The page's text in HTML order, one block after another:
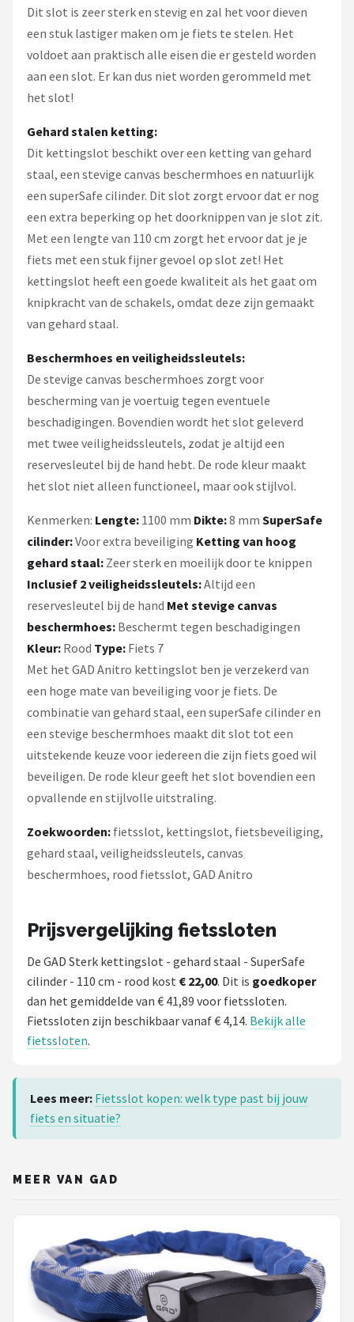
Cortina
Alle merken →
Dit slot is zeer sterk en stevig en zal het voor dieven
een stuk lastiger maken om je fiets te stelen. Het
voldoet aan praktisch alle eisen die er gesteld worden
aan een slot. Er kan dus niet worden gerommeld met
het slot!
Gehard stalen ketting:
Dit kettingslot beschikt over een ketting van gehard
staal, een stevige canvas beschermhoes en natuurlijk
een superSafe cilinder. Dit slot zorgt ervoor dat er nog
een extra beperking op het doorknippen van je slot zit.
Met een lengte van 110 cm zorgt het ervoor dat je je
fiets met een stuk fijner gevoel op slot zet! Het
kettingslot heeft een goede kwaliteit als het gaat om
knipkracht van de schakels, omdat deze zijn gemaakt
van gehard staal.
Beschermhoes en veiligheidssleutels:
De stevige canvas beschermhoes zorgt voor
bescherming van je voertuig tegen eventuele
beschadigingen. Bovendien wordt het slot geleverd
met twee veiligheidssleutels, zodat je altijd een
reservesleutel bij de hand hebt. De rode kleur maakt
het slot niet alleen functioneel, maar ook stijlvol.
Kenmerken: Lengte: 1100 mm Dikte:8 mm SuperSafe
cilinder:Voor extra beveiliging Ketting van hoog
gehard staal: Zeer sterk en moeilijk door te knippen
Inclusief 2 veiligheidssleutels:Altijd een
reservesleutel bij de hand Met stevige canvas
beschermhoes: Beschermt tegen beschadigingen
Kleur: Rood Type: Fiets 7
Met het GAD Anitro kettingslot ben je verzekerd van
een hoge mate van beveiliging voor je fiets. De
combinatie van gehard staal, een superSafe cilinder en
een stevige beschermhoes maakt dit slot tot een
uitstekende keuze voor iedereen die zijn fiets goed wil
beveiligen. De rode kleur geeft het slot bovendien een
opvallende en stijlvolle uitstraling.
Zoekwoorden: fietsslot, kettingslot, fietsbeveiliging,
gehard staal, veiligheidssleutels, canvas
beschermhoes, rood fietsslot, GAD Anitro
Prijsvergelijking fietssloten
De GAD Sterk kettingslot - gehard staal - SuperSafe
cilinder - 110 cm - rood kost € 22,00. Dit is goedkoper
dan het gemiddelde van € 41,89 voor fietssloten.
Fietssloten zijn beschikbaar vanaf € 4,14. Bekijk alle
fietssloten.
Lees meer: Fietsslot kopen: welk type past bij jouw
fiets en situatie?
MEER VAN GAD